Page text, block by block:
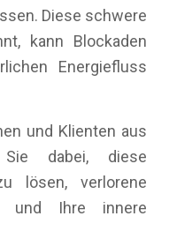
Diese schwere
kann Blockaden
Energiefluss
und Klienten aus
dabei, diese
lösen, verlorene
und Ihre innere